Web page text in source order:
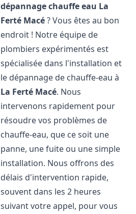
dépannage chauffe eau La
Ferté Macé? Vous êtes au bon
endroit ! Notre équipe de
plombiers expérimentés est
spécialisée dans l'installation et
le dépannage de chauffe-eau à
La Ferté Macé. Nous
intervenons rapidement pour
résoudre vos problèmes de
chauffe-eau, que ce soit une
panne, une fuite ou une simple
installation. Nous offrons des
délais d'intervention rapide,
souvent dans les 2 heures
suivant votre appel, pour vous